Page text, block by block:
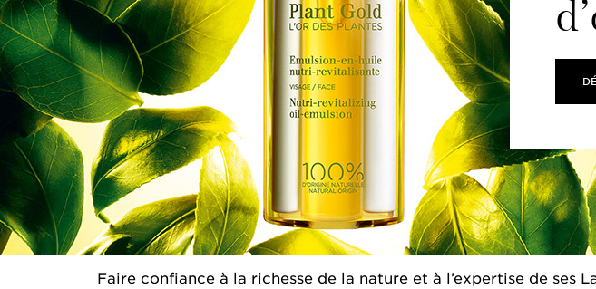
Faire confiance à la richesse de la nature et à l’expertise de ses